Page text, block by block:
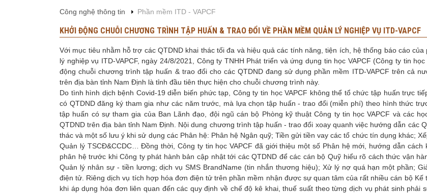
Công nghệ thông tin Phần mềm ITD - VAPCF
KHỞI ĐỘNG CHUỖI CHƯƠNG TRÌNH TẬP HUẤN & TRAO ĐỔI VỀ PHẦN MỀM QUẢN LÝ NGHIỆP VỤ ITD-VAPCF
Với mục tiêu nhằm hỗ trợ các QTDND khai thác tối đa và hiệu quả các tính năng, tiện ích, hệ thống báo cáo của
lý nghiệp vụ ITD-VAPCF, ngày 24/8/2021, Công ty TNHH Phát triển và ứng dụng tin học VAPCF (Công ty tin
động chuỗi chương trình tập huấn & trao đổi cho các QTDND đang sử dụng phần mềm ITD-VAPCF trên cả
trên địa bàn tỉnh Nam Định là tỉnh đầu tiên thực hiện cho chuỗi chương trình này.
Do tình hình dịch bệnh Covid-19 diễn biến phức tạp, Công ty tin học VAPCF không thể tổ chức tập huấn trực
có QTDND đăng ký tham gia như các năm trước, mà lựa chọn tập huấn - trao đổi (miễn phí) theo hình thức
tập huấn có sự tham gia của Ban Lãnh đạo, đội ngũ cán bộ Phòng kỹ thuật Công ty tin học VAPCF và các
QTDND trên địa bàn tỉnh Nam Định. Nội dung chương trình tập huấn - trao đổi xoay quanh việc hướng dẫn các
thác và một số lưu ý khi sử dụng các Phân hệ: Phân hệ Ngân quỹ; Tiền gửi tiền vay các tổ chức tín dụng khác;
Quản lý TSCĐ&CCDC… Đồng thời, Công ty tin học VAPCF đã giới thiệu một số Phân hệ mới, hướng dẫn cách
phân hệ trước khi Công ty phát hành bản cập nhật tới các QTDND để các cán bộ Quỹ hiểu rõ cách thức vận
Quản lý nhân sự - tiền lương; dịch vụ SMS BrandName (tin nhắn thương hiệu); Xử lý nợ quá hạn một phần;
điện tử. Riêng dịch vụ tích hợp hóa đơn điện tử trên phần mềm nhận được sự quan tâm của rất nhiều cán bộ Kế
khi áp dụng hóa đơn liên quan đến các quy định về chế độ kê khai, thuế suất theo từng dịch vụ phát sinh phải